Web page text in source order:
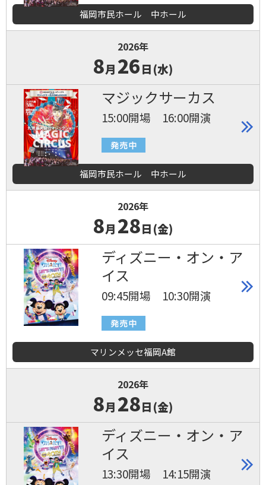
福岡市民ホール 中ホール
2026年
8月 26日(水)
マジックサーカス
15:00開場 16:00開演
福岡市民ホール 中ホール
2026年
8月 28日(金)
ディズニー・オン・ア
イス
09:45開場 10:30開演
マリンメッセ福岡A館
2026年
8月 28日(金)
ディズニー・オン・ア
イス
13:30開場 14:15開演